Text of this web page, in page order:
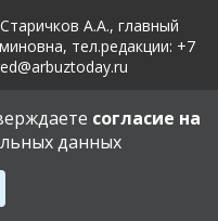
А.А., главный
тел.редакции: +7
и защиты персональных
согласие на
данных